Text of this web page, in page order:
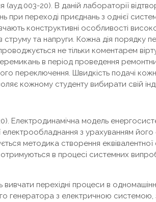
20). В даній лабораторії
переході приєднань з однієї
конструктивні особливості
та напруги. Кожна дія порядку
не тільки коментарем
в період проведення
переключення. Швидкість подачі
кожному студенту вибирати свій
Електродинамічна модель
електрообладнання з урахуванням
методика створення еквівалентної
в процесі системних
перехідні процеси в
генератора з електричною